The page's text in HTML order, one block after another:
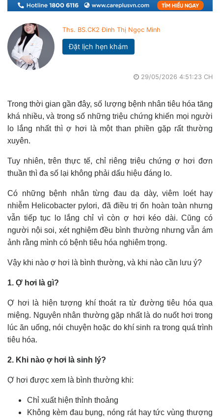
Ths. BS.CK2 Đinh Thị Ngọc Minh
Đặt lịch hẹn khám
29/05/2026 4:51:23 CH
Trong thời gian gần đây, số lượng bệnh nhân tiêu hóa tăng
khá nhiều, và trong số những triệu chứng khiến mọi người
lo lắng nhất thì ợ hơi là một than phiền gặp rất thường
xuyên.
Tuy nhiên, trên thực tế, chỉ riêng triệu chứng ợ hơi đơn
thuần thì đa số lại không phải dấu hiệu đáng lo.
Có những bệnh nhân từng đau dạ dày, viêm loét hay
nhiễm Helicobacter pylori, đã điều trị ổn hoàn toàn nhưng
vẫn tiếp tục lo lắng chỉ vì còn ợ hơi kéo dài. Cũng có
người nội soi, xét nghiệm đều bình thường nhưng vẫn ám
ảnh rằng mình có bệnh tiêu hóa nghiêm trọng.
Vậy khi nào ợ hơi là bình thường, và khi nào cần lưu ý?
1. Ợ hơi là gì?
Ợ hơi là hiện tượng khí thoát ra từ đường tiêu hóa qua
miệng. Nguyên nhân thường gặp nhất là do nuốt hơi trong
lúc ăn uống, nói chuyện hoặc do khí sinh ra trong quá trình
tiêu hóa.
2. Khi nào ợ hơi là sinh lý?
Ợ hơi được xem là bình thường khi:
Chỉ xuất hiện thỉnh thoảng
Không kèm đau bụng, nóng rát hay tức vùng thượng